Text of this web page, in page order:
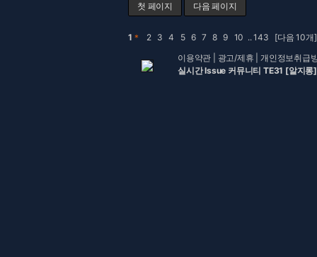
첫 페이지 다음 페이지
1 ＊ 2 3 4 5 6 7 8 9 10 ..143
[다음 10개]
이용약관
광고/제휴 |개인정보취급
실시간 Issue 커뮤니티 TE31 [알지